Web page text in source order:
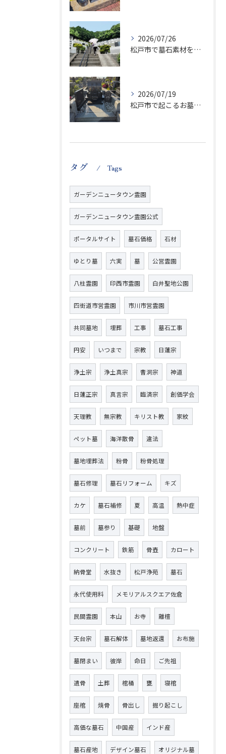
2026/07/26
松戸市で墓石素材を徹底比較千葉県大谷口新田のお墓購入ガイド
2026/07/19
松戸市で起こるお墓の紛争事例と円満な購入・管理の進め方
タグ Tags
ガーデンニュータウン霊園
ガーデンニュータウン霊園公式
ポータルサイト 墓石価格 石材
ゆとり墓 六実 墓 公営霊園
八柱霊園 印西市霊園 白井聖地公園
四街道市営霊園 市川市営霊園
共同墓地 埋葬 工事 墓石工事
円安 いつまで 宗教 日蓮宗
浄土宗 浄土真宗 曹洞宗 神道
日蓮正宗 真言宗 臨済宗 創価学会
天理教 無宗教 キリスト教 家紋
ペット墓 海洋散骨 違法
墓地埋葬法 粉骨 粉骨処理
墓石修理 墓石リフォーム キズ
カケ 墓石補修 夏 高温 熱中症
墓前 墓参り 基礎 地盤
コンクリート 鉄筋 骨壺 カロート
納骨堂 水抜き 松戸浄苑 墓石
永代使用料 メモリアルスクエア佐倉
民間霊園 本山 お寺 離檀
天台宗 墓石解体 墓地返還 お布施
墓閉まい 彼岸 命日 ご先祖
遺骨 土葬 棺桶 甕 寝棺
座棺 焼骨 骨出し 掘り起こし
高価な墓石 中国産 インド産
墓石産地 デザイン墓石 オリジナル墓